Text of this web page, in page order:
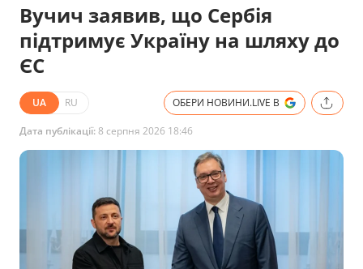
Вучич заявив, що Сербія
підтримує Україну на шляху до
ЄС
UA RU ОБЕРИ НОВИНИ.LIVE В
Дата публікації:8 серпня 2026 18:46